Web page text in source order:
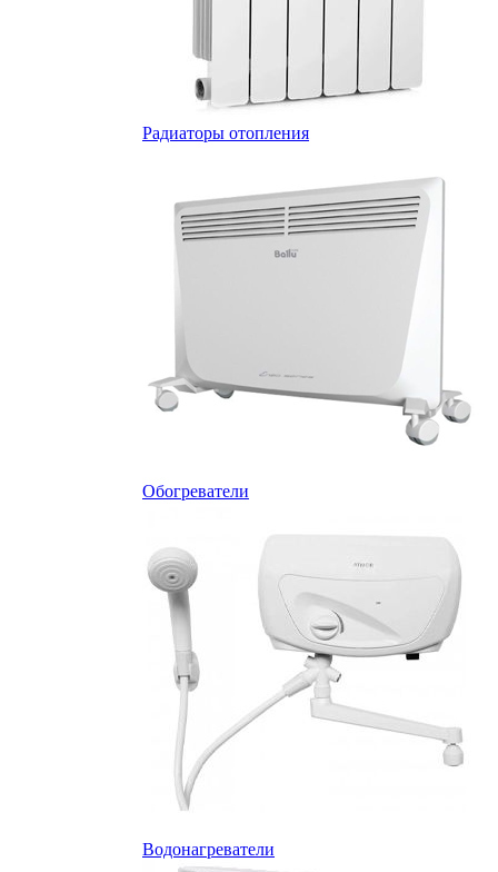
Радиаторы отопления
Обогреватели
Водонагреватели